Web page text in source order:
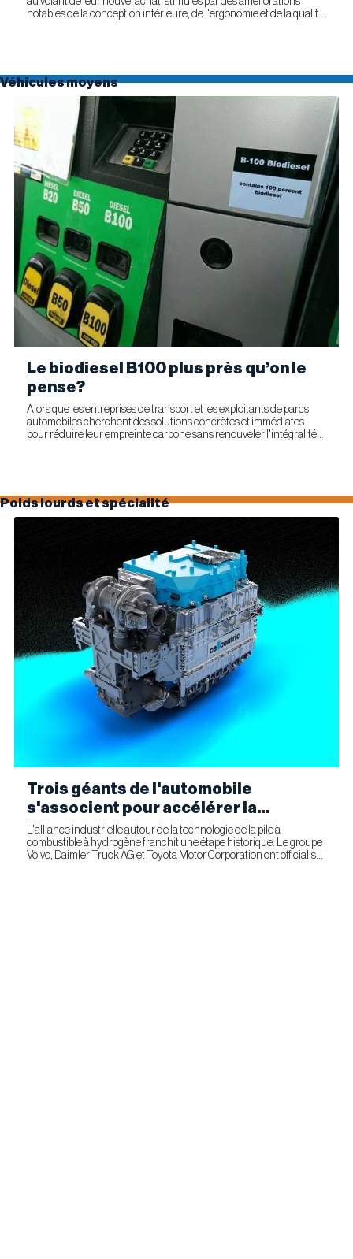
notables de la conception intérieure, de l'ergonomie et de la qualité
Véhicules moyens
Le biodiesel B100 plus près qu’on le
pense?
Alors que les entreprises de transport et les exploitants de parcs
automobiles cherchent des solutions concrètes et immédiates
pour réduire leur empreinte carbone sans renouveler l'intégralité
Poids lourds et spécialité
Trois géants de l'automobile
s'associent pour accélérer la
fabrication industrielle de piles à
combustible pour le transport
commercial
L'alliance industrielle autour de la technologie de la pile à
combustible à hydrogène franchit une étape historique. Le groupe
Volvo, Daimler Truck AG et Toyota Motor Corporation ont officialisé